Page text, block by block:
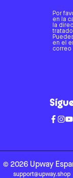
Por
en la
la
en el
correo
© 2026 Upway
support@upway.shop